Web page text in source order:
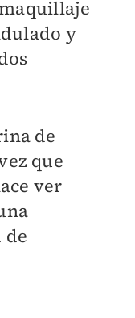
y
de
que
ver
de